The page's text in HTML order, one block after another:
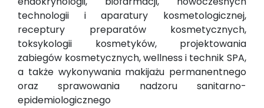
technologii i aparatury kosmetologicznej,
receptury preparatów kosmetycznych,
toksykologii kosmetyków, projektowania
zabiegów kosmetycznych, wellness i technik SPA,
a także wykonywania makijażu permanentnego
oraz sprawowania nadzoru sanitarno-
epidemiologicznego